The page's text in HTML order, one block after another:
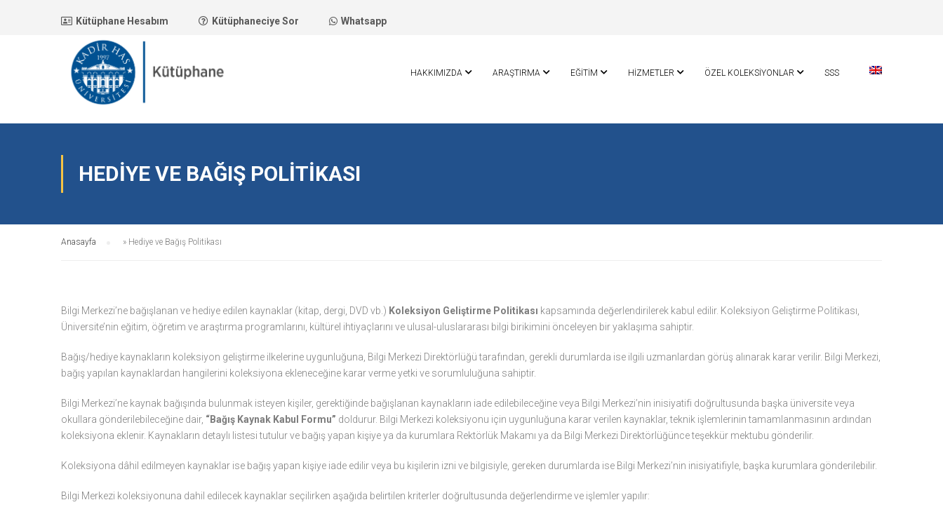
Kütüphane Hesabım Kütüphaneciye Sor Whatsapp
HAKKIMIZDA ARAŞTIRMA EĞİTİM HİZMETLER ÖZEL KOLEKSİYONLAR SSS
HEDIYE VE BAĞIŞ POLITIKASI
Anasayfa » Hediye ve Bağış Politikası
Bilgi Merkezi’ne bağışlanan ve hediye edilen kaynaklar (kitap, dergi, DVD vb.) Koleksiyon Geliştirme Politikası kapsamında değerlendirilerek kabul edilir. Koleksiyon Geliştirme Politikası,
Üniversite’nin eğitim, öğretim ve araştırma programlarını, kültürel ihtiyaçlarını ve ulusal-uluslararası bilgi birikimini önceleyen bir yaklaşıma sahiptir.
Bağış/hediye kaynakların koleksiyon geliştirme ilkelerine uygunluğuna, Bilgi Merkezi Direktörlüğü tarafından, gerekli durumlarda ise ilgili uzmanlardan görüş alınarak karar verilir. Bilgi Merkezi,
bağış yapılan kaynaklardan hangilerini koleksiyona ekleneceğine karar verme yetki ve sorumluluğuna sahiptir.
Bilgi Merkezi’ne kaynak bağışında bulunmak isteyen kişiler, gerektiğinde bağışlanan kaynakların iade edilebileceğine veya Bilgi Merkezi’nin inisiyatifi doğrultusunda başka üniversite veya
okullara gönderilebileceğine dair, “Bağış Kaynak Kabul Formu” doldurur. Bilgi Merkezi koleksiyonu için uygunluğuna karar verilen kaynaklar, teknik işlemlerinin tamamlanmasının ardından
koleksiyona eklenir. Kaynakların detaylı listesi tutulur ve bağış yapan kişiye ya da kurumlara Rektörlük Makamı ya da Bilgi Merkezi Direktörlüğünce teşekkür mektubu gönderilir.
Koleksiyona dâhil edilmeyen kaynaklar ise bağış yapan kişiye iade edilir veya bu kişilerin izni ve bilgisiyle, gereken durumlarda ise Bilgi Merkezi’nin inisiyatifiyle, başka kurumlara gönderilebilir.
Bilgi Merkezi koleksiyonuna dahil edilecek kaynaklar seçilirken aşağıda belirtilen kriterler doğrultusunda değerlendirme ve işlemler yapılır: